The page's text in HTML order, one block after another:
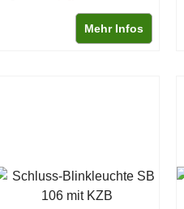
Mehr Infos